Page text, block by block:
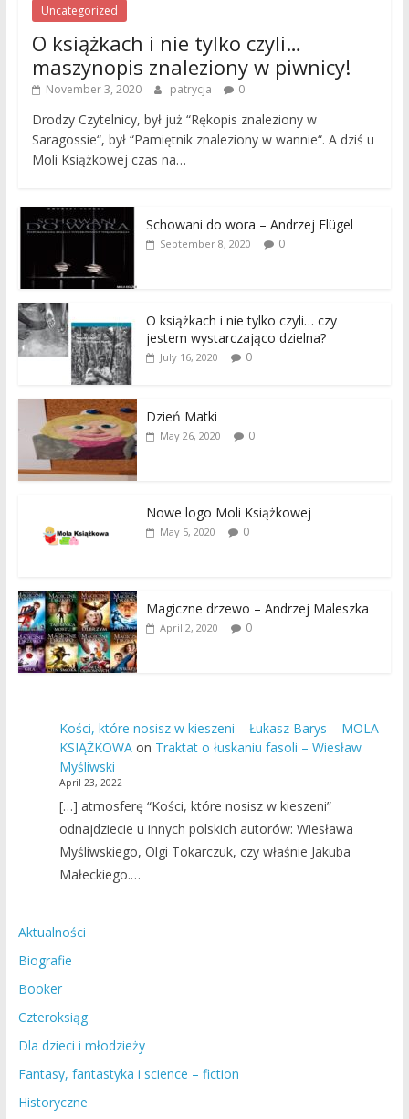
Uncategorized
O książkach i nie tylko czyli…
maszynopis znaleziony w piwnicy!
November 3, 2020 patrycja 0
Drodzy Czytelnicy, był już “Rękopis znaleziony w
Saragossie“, był “Pamiętnik znaleziony w wannie“. A dziś u
Moli Książkowej czas na…
Schowani do wora – Andrzej Flügel
September 8, 2020 0
O książkach i nie tylko czyli… czy
jestem wystarczająco dzielna?
July 16, 2020 0
Dzień Matki
May 26, 2020 0
Nowe logo Moli Książkowej
May 5, 2020 0
Magiczne drzewo – Andrzej Maleszka
April 2, 2020 0
Kości, które nosisz w kieszeni – Łukasz Barys – MOLA
KSIĄŻKOWA on Traktat o łuskaniu fasoli – Wiesław
Myśliwski
April 23, 2022
[…] atmosferę “Kości, które nosisz w kieszeni”
odnajdziecie u innych polskich autorów: Wiesława
Myśliwskiego, Olgi Tokarczuk, czy właśnie Jakuba
Małeckiego.…
Aktualności
Biografie
Booker
Czteroksiąg
Dla dzieci i młodzieży
Fantasy, fantastyka i science – fiction
Historyczne